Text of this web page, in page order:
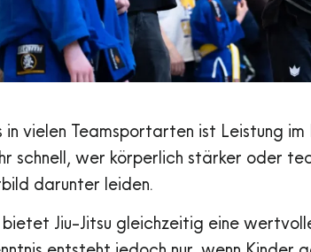
in vielen Teamsportarten ist Leistung
schnell, wer körperlich stärker oder
darunter leiden.
Jiu-Jitsu gleichzeitig eine